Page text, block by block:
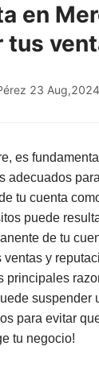
en
tus
23 Aug,2024
es
adecuados
tu cuenta
puede
de tu
ventas y
principales
suspender
para evitar
tu negocio!